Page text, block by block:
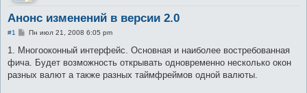
Анонс изменений в версии 2.0
#1
С
о
щ
е
Пн июл 21, 2008 6:05 pm
1. Многооконный интерфейс. Основная и наиболее востребованная
фича. Будет возможность открывать одновременно несколько окон
разных валют а также разных таймфреймов одной валюты.